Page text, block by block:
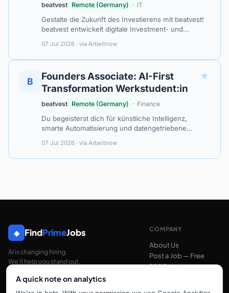
beatvest Remote (Germany) · IT
Gestalte die Zukunft des Investierens mit beatvest!
beatvest entwickelt digitale Investment- und
Finanzdienstleister und Unternehmen. Mit unse…
07 Jul 2026 · via Arbeitnow
B
Founders Associate: AI-First
Transformation Werkstudent:in
★
beatvest Remote (Germany) · Finance
Du begeisterst dich für künstliche Intelligenz,
smarte Automatisierung und datengetriebene
mitarbeiten, wie wir beatvest zu einer AI-First…
07 Jul 2026 · via Arbeitnow
◆ FindPrimeJobs
AI is changing hiring.
We'll help you stand out.
COMPANY
About Us
Post a Job — Free
RSS Feed
A quick note on analytics